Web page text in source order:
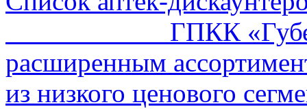
ГПКК
расширенным
из низкого ценового